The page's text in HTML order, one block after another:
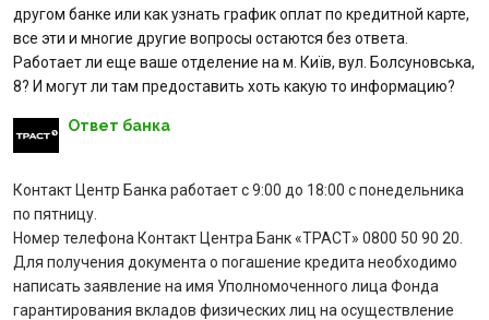
Карты
Отделения и банкоматы
Акции
Счета для бизнеса
другом банке или как узнать график оплат по кредитной карте,
все эти и многие другие вопросы остаются без ответа.
Работает ли еще ваше отделение на м. Київ, вул. Болсуновcька,
8? И могут ли там предоставить хоть какую то информацию?
Ответ банка
Контакт Центр Банка работает с 9:00 до 18:00 с понедельника
по пятницу.
Номер телефона Контакт Центра Банк «ТРАСТ» 0800 50 90 20.
Для получения документа о погашение кредита необходимо
написать заявление на имя Уполномоченного лица Фонда
гарантирования вкладов физических лиц на осуществление